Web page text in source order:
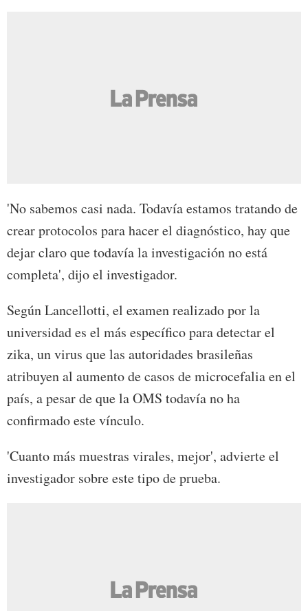
'No sabemos casi nada. Todavía estamos tratando de
crear protocolos para hacer el diagnóstico, hay que
dejar claro que todavía la investigación no está
completa', dijo el investigador.
Según Lancellotti, el examen realizado por la
universidad es el más específico para detectar el
zika, un virus que las autoridades brasileñas
atribuyen al aumento de casos de microcefalia en el
país, a pesar de que la OMS todavía no ha
confirmado este vínculo.
'Cuanto más muestras virales, mejor', advierte el
investigador sobre este tipo de prueba.